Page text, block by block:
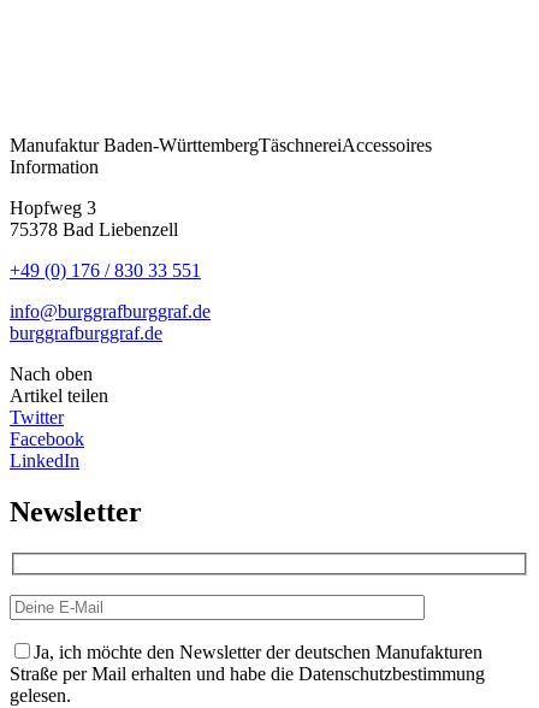
Manufaktur Baden-WürttembergTäschnereiAccessoires
Information
Hopfweg 3
75378 Bad Liebenzell
+49 (0) 176 / 830 33 551
info@burggrafburggraf.de
burggrafburggraf.de
Nach oben
Artikel teilen
Twitter
Facebook
LinkedIn
Newsletter
Ja, ich möchte den Newsletter der deutschen Manufakturen
Straße per Mail erhalten und habe die Datenschutzbestimmung
gelesen.